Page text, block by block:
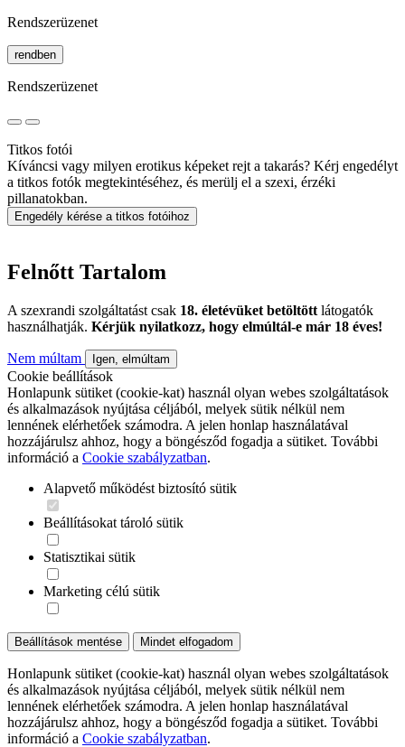
Rendszerüzenet
rendben
Rendszerüzenet
Titkos fotói
Kíváncsi vagy milyen erotikus képeket rejt a takarás? Kérj engedélyt
a titkos fotók megtekintéséhez, és merülj el a szexi, érzéki
pillanatokban.
Engedély kérése a titkos fotóihoz
Felnőtt Tartalom
A szexrandi szolgáltatást csak 18. életévüket betöltött látogatók
használhatják. Kérjük nyilatkozz, hogy elmúltál-e már 18 éves!
Nem múltam Igen, elmúltam
Cookie beállítások
Honlapunk sütiket (cookie-kat) használ olyan webes szolgáltatások
és alkalmazások nyújtása céljából, melyek sütik nélkül nem
lennének elérhetőek számodra. A jelen honlap használatával
hozzájárulsz ahhoz, hogy a böngésződ fogadja a sütiket. További
információ a Cookie szabályzatban.
Alapvető működést biztosító sütik
Beállításokat tároló sütik
Statisztikai sütik
Marketing célú sütik
Beállítások mentése Mindet elfogadom
Honlapunk sütiket (cookie-kat) használ olyan webes szolgáltatások
és alkalmazások nyújtása céljából, melyek sütik nélkül nem
lennének elérhetőek számodra. A jelen honlap használatával
hozzájárulsz ahhoz, hogy a böngésződ fogadja a sütiket. További
információ a Cookie szabályzatban.